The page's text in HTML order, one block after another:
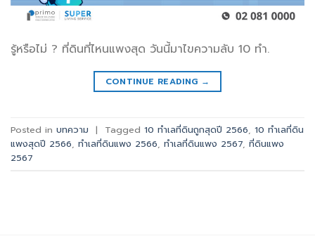
รู้หรือไม่ ? ที่ดินที่ไหนแพงสุด วันนี้มาไขความลับ 10 ทำ.
CONTINUE READING →
Posted in บทความ | Tagged 10 ทำเลที่ดินถูกสุดปี 2566 10 ทำเลที่ดิน
แพงสุดปี 2566 ทำเลที่ดินแพง 2566 ทำเลที่ดินแพง 2567 ที่ดินแพง
2567